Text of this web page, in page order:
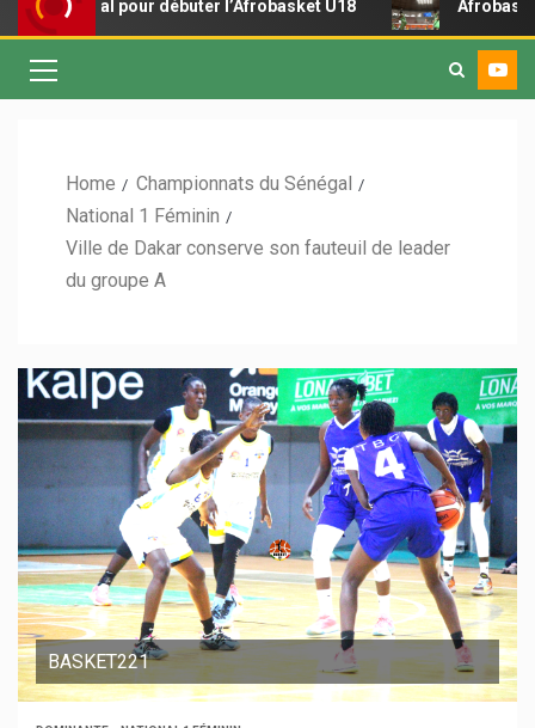
pour débuter l’Afrobasket U18 Afrobasket U18 –
Home
Championnats du Sénégal
National 1 Féminin
Ville de Dakar conserve son fauteuil de leader
du groupe A
BASKET221